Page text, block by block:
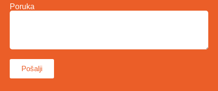
Poruka
Pošalji